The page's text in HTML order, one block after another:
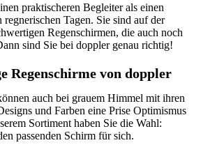
praktischeren Begleiter als einen
regnerischen Tagen. Sie sind auf der
Regenschirmen, die auch noch
sind Sie bei doppler genau richtig!
Regenschirme von doppler
auch bei grauem Himmel mit ihren
und Farben eine Prise Optimismus
Sortiment haben Sie die Wahl:
passenden Schirm für sich.